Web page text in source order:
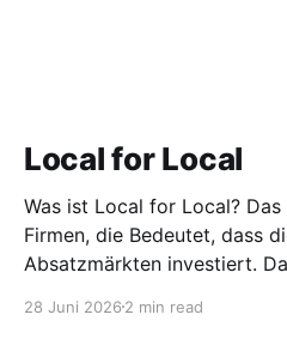
Local for Local
Was ist Local for Local? Das ist eine Strategie für
Firmen, die Bedeutet, dass
Absatzmärkten investiert.
entwickeln. Diese Strategie
28 Juni 2026 2 min read